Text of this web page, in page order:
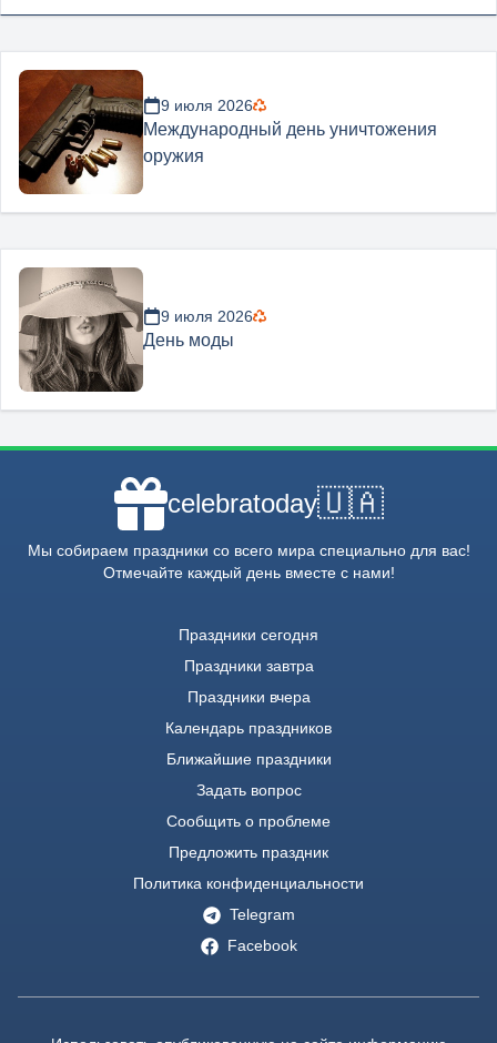
9 июля 2026
Международный день уничтожения
оружия
9 июля 2026
День моды
celebratoday🇺🇦
Мы собираем праздники со всего мира специально для вас!
Отмечайте каждый день вместе с нами!
Праздники сегодня
Праздники завтра
Праздники вчера
Календарь праздников
Ближайшие праздники
Задать вопрос
Сообщить о проблеме
Предложить праздник
Политика конфиденциальности
Telegram
Facebook